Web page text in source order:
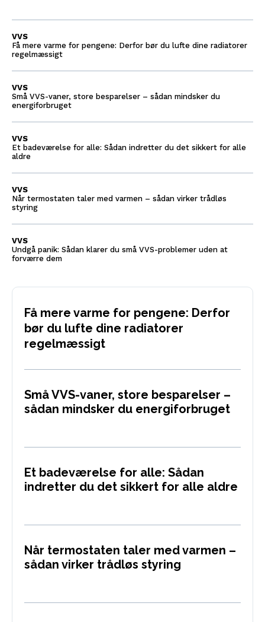
Få mere varme for pengene: Derfor bør du lufte dine radiatorer
regelmæssigt
VVS
Små VVS-vaner, store besparelser – sådan mindsker du
energiforbruget
VVS
Et badeværelse for alle: Sådan indretter du det sikkert for alle
aldre
VVS
Når termostaten taler med varmen – sådan virker trådløs
styring
VVS
Undgå panik: Sådan klarer du små VVS-problemer uden at
forværre dem
VVS
Få mere varme for pengene: Derfor
bør du lufte dine radiatorer
regelmæssigt
Små VVS-vaner, store besparelser –
sådan mindsker du energiforbruget
Et badeværelse for alle: Sådan
indretter du det sikkert for alle aldre
Når termostaten taler med varmen –
sådan virker trådløs styring